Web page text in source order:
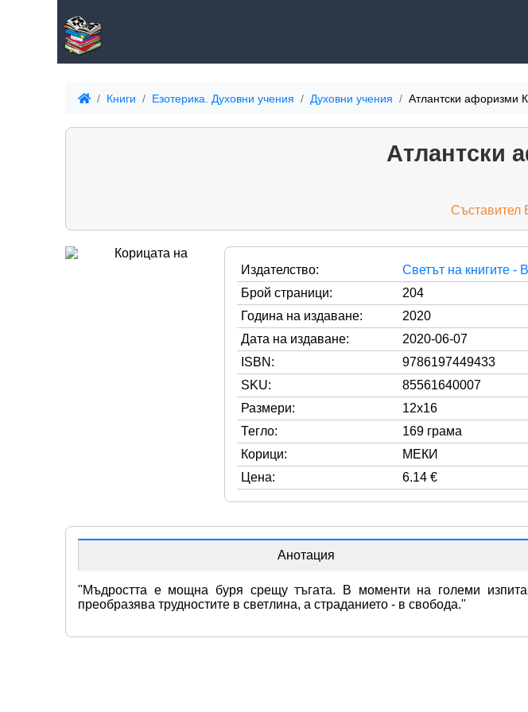
Книги Езотерика. Духовни учения Духовни учения Атлантски афоризми
Атлантски
Съставител
Издателство:
Светът на книгите -
Брой страници:
204
Година на издаване:
2020
Дата на издаване:
2020-06-07
ISBN:
9786197449433
SKU:
85561640007
Размери:
12x16
Тегло:
169 грама
Корици:
МЕКИ
Цена:
6.14 €
Анотация
"Мъдростта е мощна буря срещу тъгата. В моменти на големи
преобразява трудностите в светлина, а страданието - в свобода."